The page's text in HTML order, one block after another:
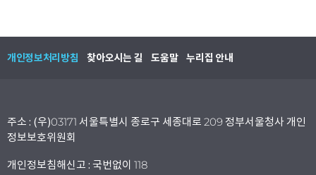
개인정보처리방침 찾아오시는 길 도움말 누리집 안내
주소 : (우)03171 서울특별시 종로구 세종대로 209 정부서울청사 개인
정보보호위원회
개인정보침해신고 : 국번없이 118